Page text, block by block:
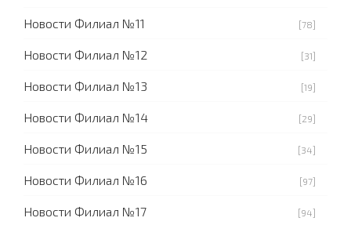
Новости Филиал №11 [78]
Новости Филиал №12 [31]
Новости Филиал №13 [19]
Новости Филиал №14 [29]
Новости Филиал №15 [34]
Новости Филиал №16 [97]
Новости Филиал №17 [94]